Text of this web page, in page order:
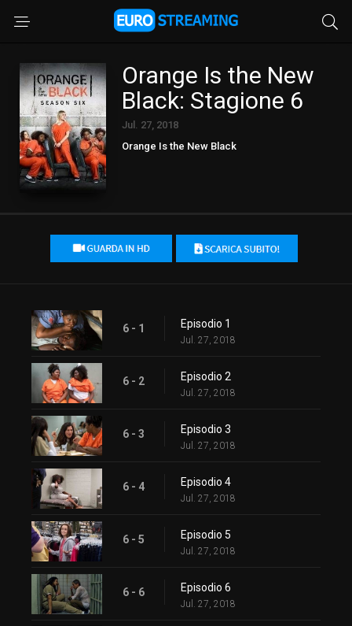
Orange Is the New
Black: Stagione 6
Jul. 27, 2018
Orange Is the New Black
6 - 1 Episodio 1
Jul. 27, 2018
6 - 2 Episodio 2
Jul. 27, 2018
6 - 3 Episodio 3
Jul. 27, 2018
6 - 4 Episodio 4
Jul. 27, 2018
6 - 5 Episodio 5
Jul. 27, 2018
6 - 6 Episodio 6
Jul. 27, 2018